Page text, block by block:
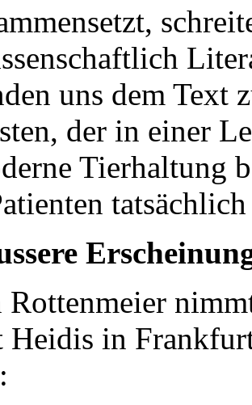
uns dem Text
der in einer
Tierhaltung
Rottenmeier
in